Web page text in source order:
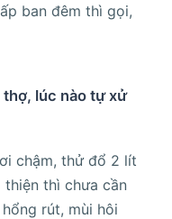
ban đêm thì gọi,
thợ, lúc nào tự xử
chậm, thử đổ 2 lít
thì chưa cần
rút, mùi hôi